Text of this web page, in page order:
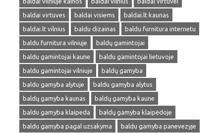
baldai virtuves
baldai visiems
baldai.lt kaunas
baldai.lt vilnius
baldu dizainas
baldu furnitura internetu
baldu furnitura vilniuje
baldų gamintojai
baldu gamintojai kaune
baldu gamintojai lietuvoje
baldu gamintojai vilniuje
baldų gamyba
baldu gamyba alytuje
baldu gamyba alytus
baldų gamyba kaunas
baldų gamyba kaune
baldu gamyba klaipeda
baldų gamyba klaipėdoje
baldu gamyba pagal uzsakyma
baldu gamyba panevezyje